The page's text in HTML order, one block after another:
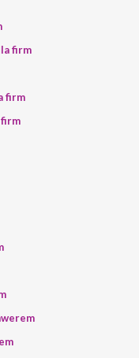
firm
firm
firm